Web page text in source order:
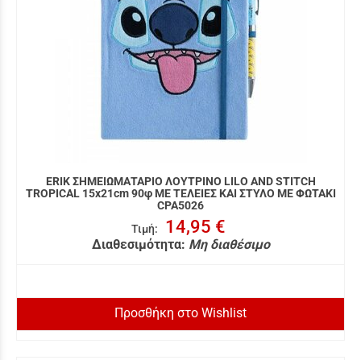
ERIK ΣΗΜΕΙΩΜΑΤΑΡΙΟ ΛΟΥΤΡΙΝΟ LILO AND STITCH
TROPICAL 15x21cm 90φ ΜΕ ΤΕΛΕΙΕΣ ΚΑΙ ΣΤΥΛΟ ΜΕ ΦΩΤΑΚΙ
CPA5026
Τιμή: 14,95 €
Διαθεσιμότητα: Μη διαθέσιμο
Προσθήκη στο Wishlist